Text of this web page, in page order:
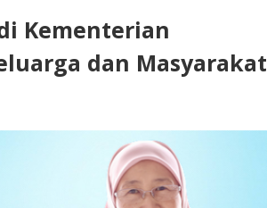
Kementerian
dan Masyarakat